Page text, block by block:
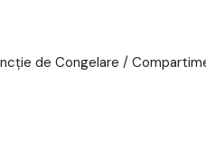
de Congelare /